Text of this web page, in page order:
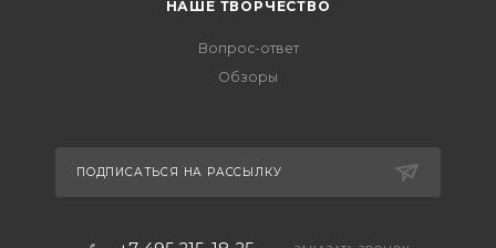
НАШЕ ТВОРЧЕСТВО
Вопрос-ответ
Обзоры
ПОДПИСАТЬСЯ НА РАССЫЛКУ